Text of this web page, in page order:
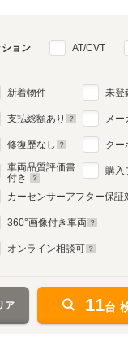
ション AT/CVT
新着物件
支払総額あり
修復歴なし
車両品質評価書
付き
未登
メー
クー
購入
カーセンサーアフター保証
360°画像付き車両
オンライン相談可
ア 11台